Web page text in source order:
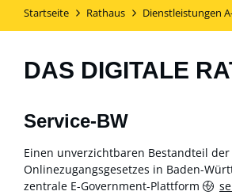
Startseite Rathaus Dienstleistungen
DAS DIGITALE
Service-BW
Einen unverzichtbaren Bestandteil der
Onlinezugangsgesetzes in Baden-
zentrale E-Government-Plattform